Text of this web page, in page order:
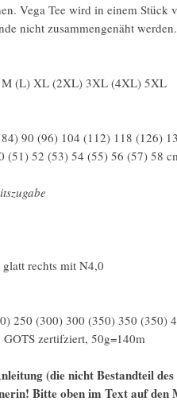
Vega Tee wird in einem Stück
nicht zusammengenäht werden.
M (L) XL (2XL) 3XL (4XL) 5XL
90 (96) 104 (112) 118 (126)
(51) 52 (53) 54 (55) 56 (57) 58
rechts mit N4,0
250 (300) 300 (350) 350 (350)
GOTS zertifziert, 50g=140m
(die nicht Bestandteil
Bitte oben im Text auf den